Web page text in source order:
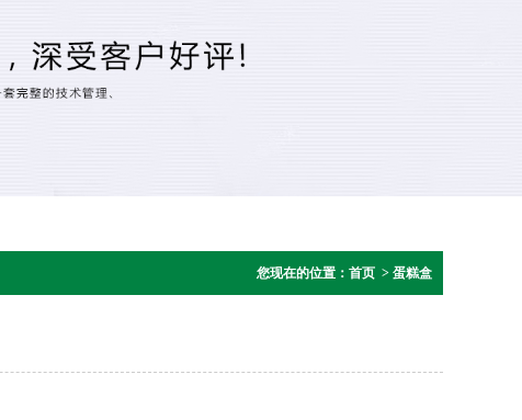
您现在的位置： 首页 > 蛋糕盒